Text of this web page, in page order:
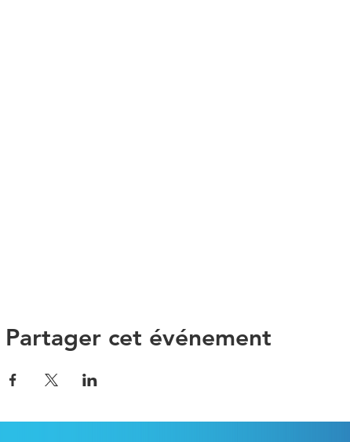
Partager cet événement